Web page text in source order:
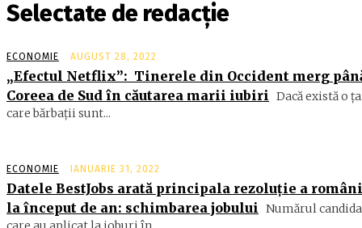
Selectate de redacție
ECONOMIE AUGUST 28, 2022
„Efectul Netflix”: Tinerele din Occident merg
Coreea de Sud în căutarea marii iubiri Dacă există o
care bărbații sunt...
ECONOMIE IANUARIE 31, 2022
Datele BestJobs arată principala rezoluție a
la început de an: schimbarea jobului Numărul